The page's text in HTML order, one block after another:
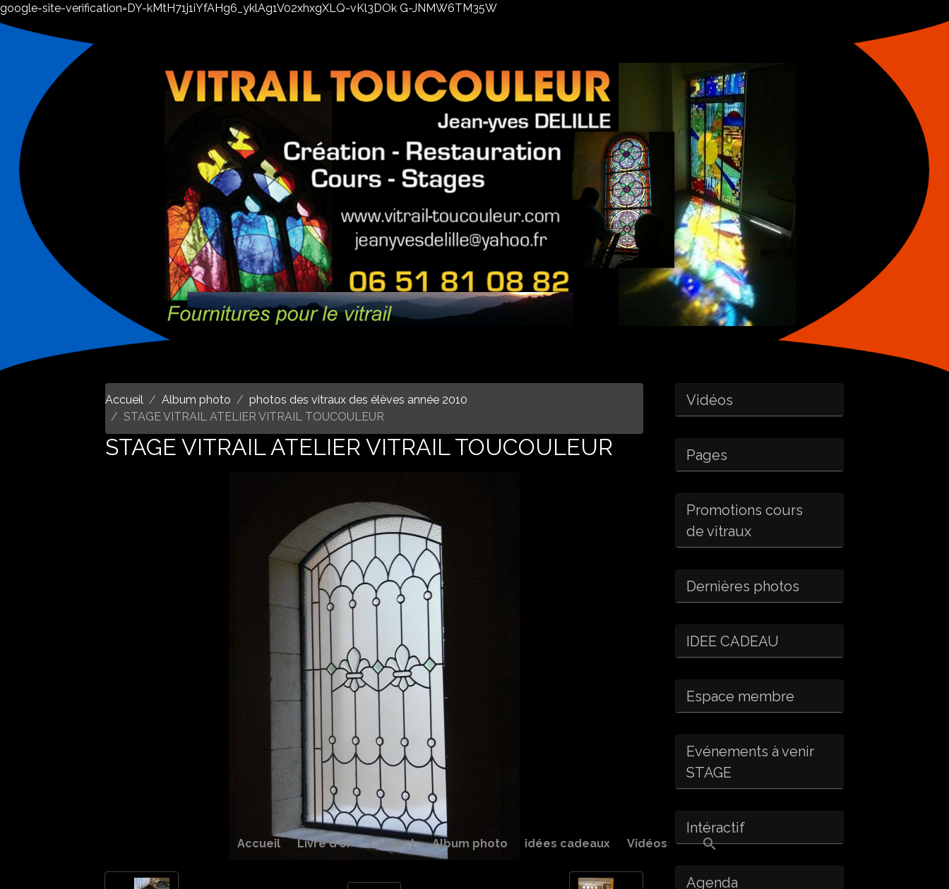
google-site-verification=DY-kMtH71j1iYfAHg6_yklAg1V02xhxgXLQ-vKl3DOk G-JNMW6TM35W
Accueil Livre d'or Contact Album photo idées cadeaux Vidéos
Accueil Album photo
photos des vitraux des élèves année 2010
STAGE VITRAIL ATELIER VITRAIL TOUCOULEUR
STAGE VITRAIL ATELIER VITRAIL TOUCOULEUR
Vidéos
Pages
Promotions cours
de vitraux
Dernières photos
IDEE CADEAU
Espace membre
Evénements à venir
STAGE
Intéractif
Agenda